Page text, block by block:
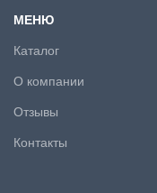
МЕНЮ
Каталог
О компании
Отзывы
Контакты